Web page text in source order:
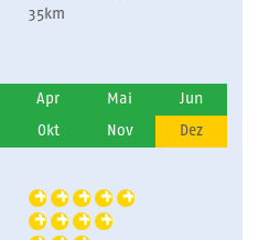
35km
Apr Mai Jun
Okt Nov Dez